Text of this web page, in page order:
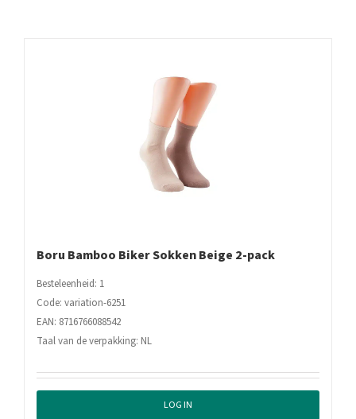
Boru Bamboo Biker Sokken Beige 2-pack
Besteleenheid: 1
Code: variation-6251
EAN: 8716766088542
Taal van de verpakking: NL
LOG IN